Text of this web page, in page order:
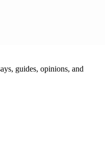
guides, opinions, and